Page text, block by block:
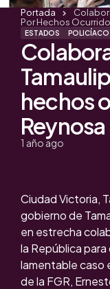
ESTADOS POLICÍACO
hechos
Reynosa
1 año ago
Portada
Por Hechos
Ciudad Victoria,
gobierno de
en estrecha
la República
lamentable caso
de la FGR,